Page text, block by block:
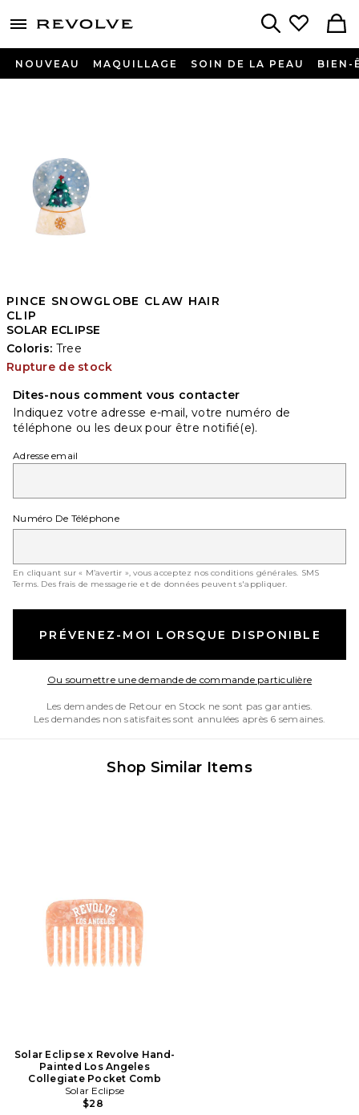
menu - shows more content
NOUVEAU MAQUILLAGE SOIN DE LA PEAU BIEN-
PINCE SNOWGLOBE CLAW HAIR
CLIP
SOLAR ECLIPSE
Coloris: Tree
Rupture de stock
Dites-nous comment vous contacter
Indiquez votre adresse e-mail, votre numéro de
téléphone ou les deux pour être notifié(e).
Adresse email
Numéro De Téléphone
En cliquant sur « M’avertir », vous acceptez nos conditions générales. SMS
Terms. Des frais de messagerie et de données peuvent s'appliquer.
PRÉVENEZ-MOI LORSQUE DISPONIBLE
Ou soumettre une demande de commande particulièreOpens in
Les demandes de Retour en Stock ne sont pas garanties.
Les demandes non satisfaites sont annulées après 6 semaines.
Shop Similar Items
Solar Eclipse x Revolve Hand-
Painted Los Angeles
Collegiate Pocket Comb
Solar Eclipse
$28